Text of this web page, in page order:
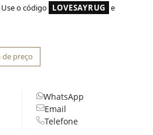
Use o código LOVESAYRUG e
de preço
WhatsApp
Email
Telefone